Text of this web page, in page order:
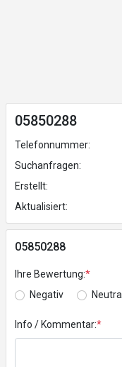
05850288
Telefonnummer:
Suchanfragen:
Erstellt:
Aktualisiert:
05850288
Ihre Bewertung:*
Negativ
Neutral
Info / Kommentar:*